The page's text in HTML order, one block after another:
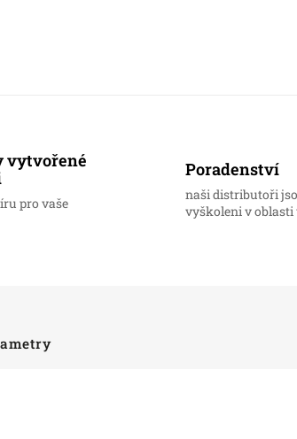
vytvořené
pro vaše
Poradenství
naši distributoři
vyškoleni v